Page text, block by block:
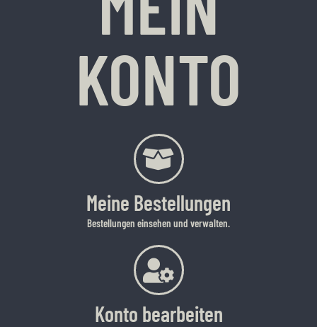
KONTO
Meine Bestellungen
Bestellungen einsehen und verwalten.
Konto bearbeiten